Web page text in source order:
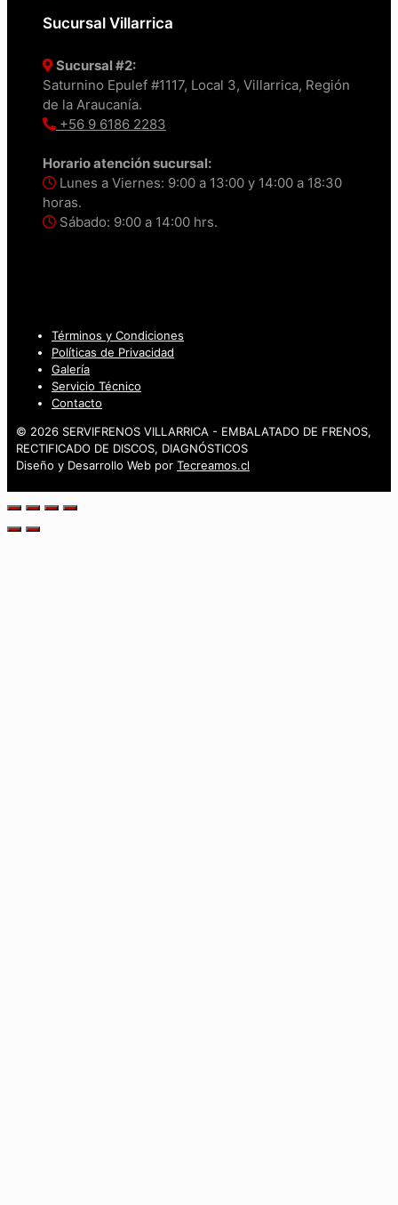
Sucursal Villarrica
Sucursal #2:
Saturnino Epulef #1117, Local 3, Villarrica, Región
de la Araucanía.
+56 9 6186 2283
Horario atención sucursal:
Lunes a Viernes: 9:00 a 13:00 y 14:00 a 18:30
horas.
Sábado: 9:00 a 14:00 hrs.
Términos y Condiciones
Políticas de Privacidad
Galería
Servicio Técnico
Contacto
© 2026 SERVIFRENOS VILLARRICA - EMBALATADO DE FRENOS,
RECTIFICADO DE DISCOS, DIAGNÓSTICOS
Diseño y Desarrollo Web por Tecreamos.cl